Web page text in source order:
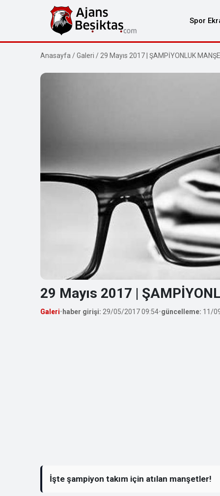
Spor
Anasayfa /Galeri / 29 Mayıs 2017 | ŞAMPİYONLUK
29 Mayıs 2017 |
Galeri• haber girişi: 29/05/2017 09:54•güncelleme: 11/
İşte şampiyon takım için atılan manşetler!